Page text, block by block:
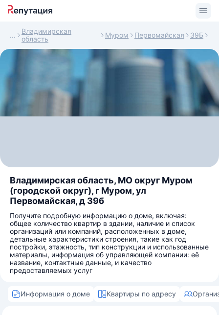
Владимирская
область
Муром Первомайская 39Б
Владимирская область, МО округ Муром
(городской округ), г Муром, ул
Первомайская, д 39б
Получите подробную информацию о доме, включая:
общее количество квартир в здании, наличие и список
организаций или компаний, расположенных в доме,
детальные характеристики строения, такие как год
постройки, этажность, тип конструкции и использованные
материалы, информация об управляющей компании: её
название, контактные данные, и качество
предоставляемых услуг
Информация о доме Квартиры по адресу